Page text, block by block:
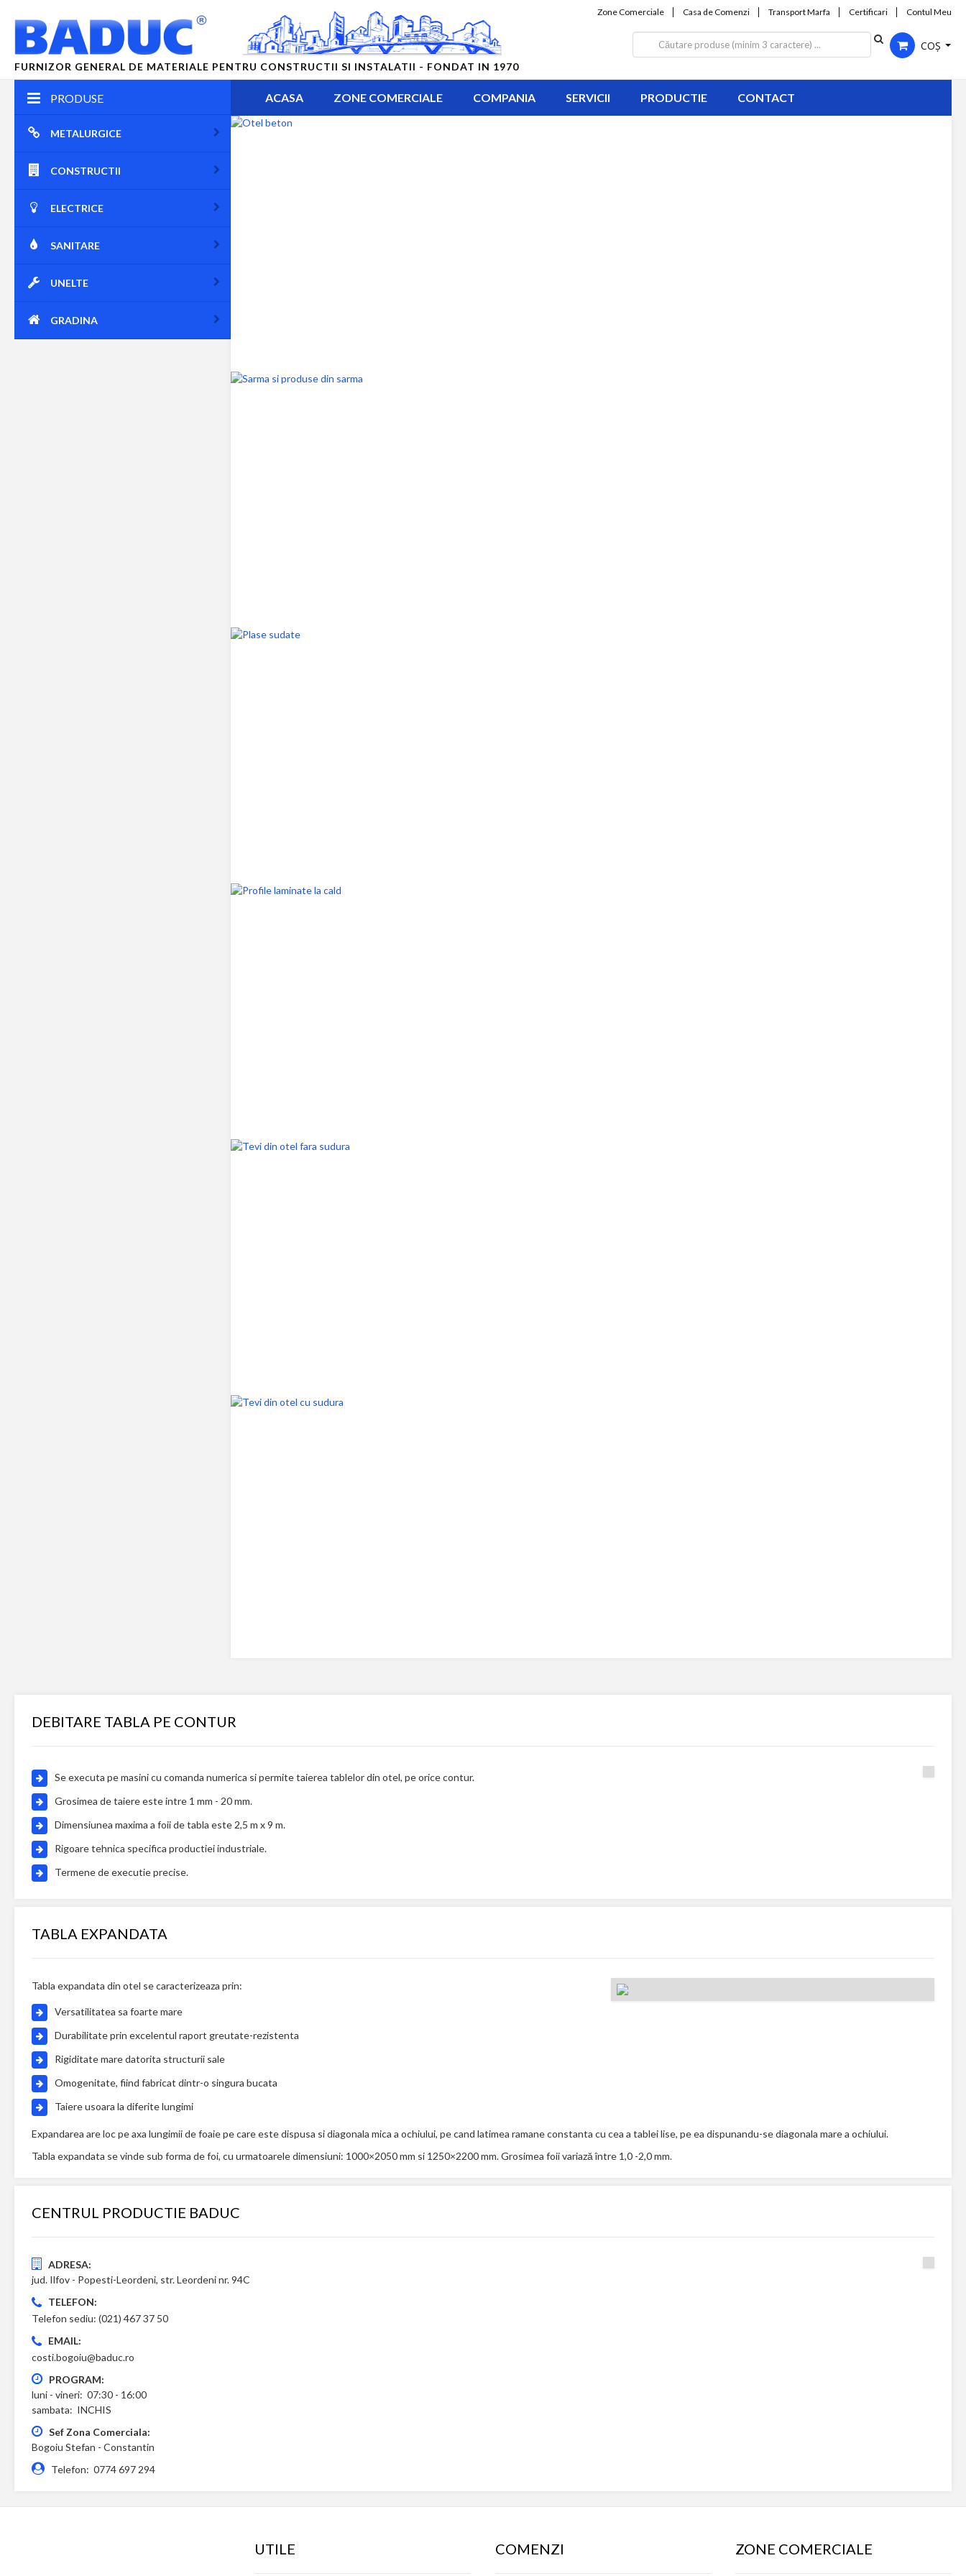
FURNIZOR GENERAL DE MATERIALE PENTRU CONSTRUCTII SI INSTALATII - FONDAT IN 1970
Zone Comerciale Casa de Comenzi Transport Marfa Certificari Contul Meu
COȘ
PRODUSE
METALURGICE
CONSTRUCTII
ELECTRICE
SANITARE
UNELTE
GRADINA
ACASA ZONE COMERCIALE COMPANIA SERVICII PRODUCTIE CONTACT
DEBITARE TABLA PE CONTUR
Se executa pe masini cu comanda numerica si permite taierea tablelor din otel, pe orice contur.
Grosimea de taiere este intre 1 mm - 20 mm.
Dimensiunea maxima a foii de tabla este 2,5 m x 9 m.
Rigoare tehnica specifica productiei industriale.
Termene de executie precise.
TABLA EXPANDATA
Tabla expandata din otel se caracterizeaza prin:
Versatilitatea sa foarte mare
Durabilitate prin excelentul raport greutate-rezistenta
Rigiditate mare datorita structurii sale
Omogenitate, fiind fabricat dintr-o singura bucata
Taiere usoara la diferite lungimi
Expandarea are loc pe axa lungimii de foaie pe care este dispusa si diagonala mica a ochiului, pe cand latimea ramane constanta cu cea a tablei lise, pe ea dispunandu-se diagonala mare a ochiului.
Tabla expandata se vinde sub forma de foi, cu urmatoarele dimensiuni: 1000×2050 mm si 1250×2200 mm. Grosimea foii variază între 1,0 -2,0 mm.
CENTRUL PRODUCTIE BADUC
ADRESA:
jud. Ilfov - Popesti-Leordeni, str. Leordeni nr. 94C
TELEFON:
Telefon sediu: (021) 467 37 50
EMAIL:
costi.bogoiu@baduc.ro
PROGRAM:
luni - vineri: 07:30 - 16:00
sambata: INCHIS
Sef Zona Comerciala:
Bogoiu Stefan - Constantin
Telefon: 0774 697 294
UTILE COMENZI ZONE COMERCIALE